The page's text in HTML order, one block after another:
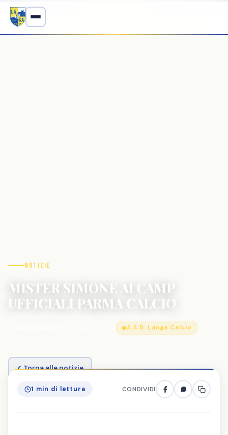
Notizie
MISTER SIMONE AI CAMP
UFFICIALI PARMA CALCIO
A.S.D. Langa Calcio
Torna alle notizie
1 min di lettura CONDIVIDI